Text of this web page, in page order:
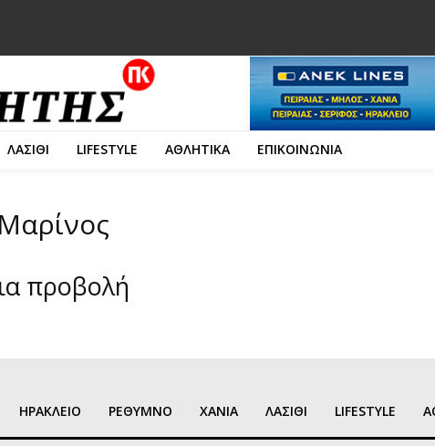
ΛΑΣΙΘΙ LIFESTYLE ΑΘΛΗΤΙΚΑ ΕΠΙΚΟΙΝΩΝΙΑ
προβολή
ΗΡΑΚΛΕΙΟ ΡΕΘΥΜΝΟ ΧΑΝΙΑ ΛΑΣΙΘΙ LIFESTYLE